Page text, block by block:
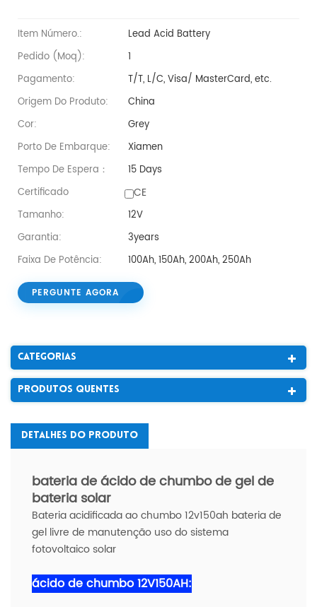
Item Número.:
Lead Acid Battery
Pedido (moq):
1
Pagamento:
T/T, L/C, Visa/ MasterCard, etc.
Origem Do Produto:
China
Cor:
Grey
Porto De Embarque:
Xiamen
Tempo De Espera：
15 Days
Certificado
CE
Tamanho:
12V
Garantia:
3years
Faixa De Potência:
100Ah, 150Ah, 200Ah, 250Ah
PERGUNTE AGORA
Categorias
Produtos Quentes
Detalhes Do Produto
bateria de ácido de chumbo de gel de
bateria solar
Bateria acidificada ao chumbo 12v150ah bateria de
gel livre de manutenção uso do sistema
fotovoltaico solar
ácido de chumbo 12V150AH: